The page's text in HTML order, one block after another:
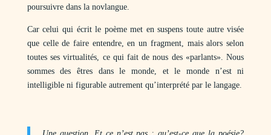
poursuivre dans la novlangue.
Car celui qui écrit le poème met en suspens toute autre visée
que celle de faire entendre, en un fragment, mais alors selon
toutes ses virtualités, ce qui fait de nous des «parlants». Nous
sommes des êtres dans le monde, et le monde n’est ni
intelligible ni figurable autrement qu’interprété par le langage.